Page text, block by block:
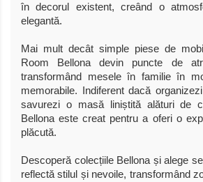
în decorul existent, creând o
elegantă.
Mai mult decât simple piese de
Room Bellona devin puncte de
transformând mesele în familie în
memorabile. Indiferent dacă
savurezi o masă liniștită alături de
Bellona este creat pentru a oferi o
plăcută.
Descoperă colecțiile Bellona și alege
reflectă stilul și nevoile, transformând